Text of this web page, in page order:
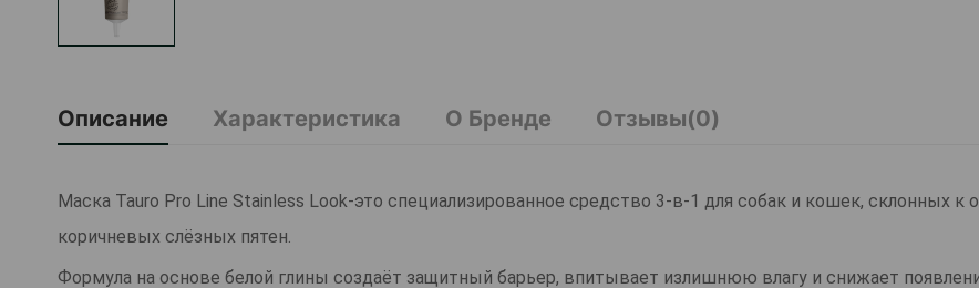
Описание Характеристика О Бренде Отзывы(0)
Маска Tauro Pro Line Stainless Look-это специализированное средство 3-в-1 для собак и кошек, склонных к
коричневых слёзных пятен.
Формула на основе белой глины создаёт защитный барьер, впитывает излишнюю влагу и снижает